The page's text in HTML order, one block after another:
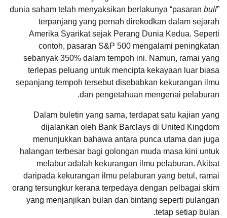
dunia saham telah menyaksikan berlakunya “pasaran bull”
terpanjang yang pernah direkodkan dalam sejarah
Amerika Syarikat sejak Perang Dunia Kedua. Seperti
contoh, pasaran S&P 500 mengalami peningkatan
sebanyak 350% dalam tempoh ini. Namun, ramai yang
terlepas peluang untuk mencipta kekayaan luar biasa
sepanjang tempoh tersebut disebabkan kekurangan ilmu
dan pengetahuan mengenai pelaburan.
Dalam buletin yang sama, terdapat satu kajian yang
dijalankan oleh Bank Barclays di United Kingdom
menunjukkan bahawa antara punca utama dan juga
halangan terbesar bagi golongan muda masa kini untuk
melabur adalah kekurangan ilmu pelaburan. Akibat
daripada kekurangan ilmu pelaburan yang betul, ramai
orang tersungkur kerana terpedaya dengan pelbagai skim
yang menjanjikan bulan dan bintang seperti pulangan
tetap setiap bulan.